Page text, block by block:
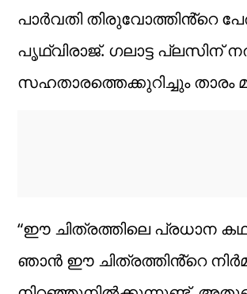
പാർവതി തിരുവോത്തിൻ്റെ
പൃഥ്വിരാജ്. ഗലാട്ട പ്ലസിന്
സഹതാരത്തെക്കുറിച്ചും താരം
“ഈ ചിത്രത്തിലെ പ്രധാന
ഞാൻ ഈ ചിത്രത്തിൻ്റെ